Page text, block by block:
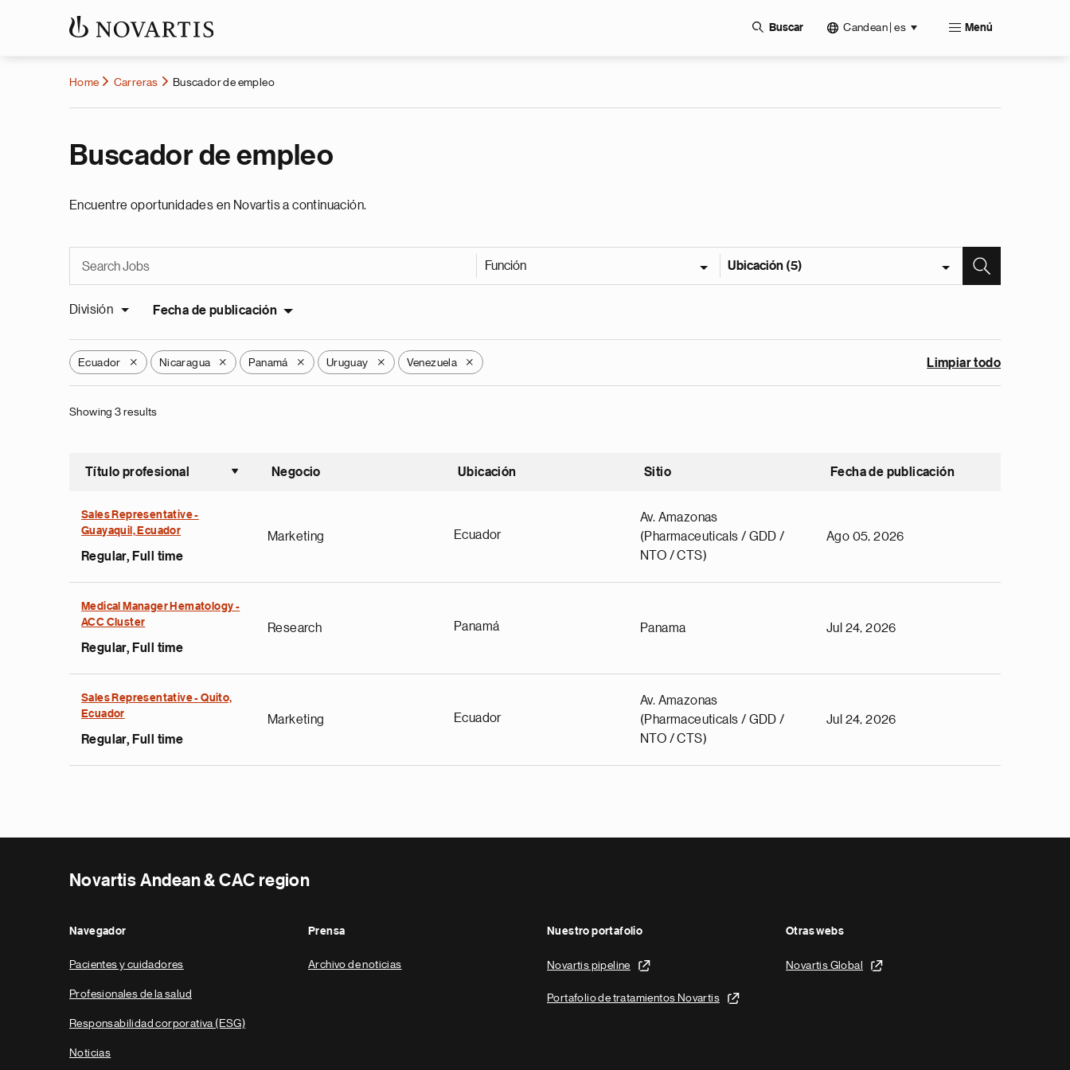
Buscar Candean | es Menú
Home Carreras Buscador de empleo
Buscador de empleo
Encuentre oportunidades en Novartis a continuación.
Función Ubicación (5)
División Fecha de publicación
Ecuador X Nicaragua X Panamá X Uruguay X Venezuela X Limpiar todo
Showing 3 results
Título profesional
Ordenar ascendente
Negocio Ubicación Sitio Fecha de publicación
Sales Representative -
Guayaquil, Ecuador
Regular, Full time
Marketing Ecuador
Av. Amazonas
(Pharmaceuticals / GDD /
NTO / CTS)
Ago 05, 2026
Medical Manager Hematology -
ACC Cluster
Regular, Full time
Research Panamá Panama Jul 24, 2026
Sales Representative - Quito,
Ecuador
Regular, Full time
Marketing Ecuador
Av. Amazonas
(Pharmaceuticals / GDD /
NTO / CTS)
Jul 24, 2026
Novartis Andean & CAC region
Navegador
Pacientes y cuidadores
Profesionales de la salud
Responsabilidad corporativa (ESG)
Noticias
Prensa
Archivo de noticias
Nuestro portafolio
Novartis pipeline
Portafolio de tratamientos Novartis
Otras webs
Novartis Global